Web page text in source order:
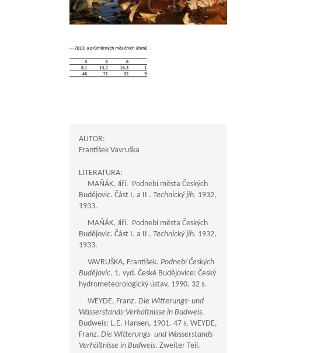
AUTOR:
František Vavruška
LITERATURA:
MAŇÁK, Jiří. Podnebí města Českých
Budějovic. Část I. a II . Technický jih. 1932,
1933.
MAŇÁK, Jiří. Podnebí města Českých
Budějovic. Část I. a II . Technický jih. 1932,
1933.
VAVRUŠKA, František. Podnebí Českých
Budějovic. 1. vyd. České Budějovice: Český
hydrometeorologický ústav, 1990. 32 s.
WEYDE, Franz. Die Witterungs- und
Wasserstands-Verhältnisse in Budweis.
Budweis: L.E. Hansen, 1901. 47 s. WEYDE,
Franz. Die Witterungs- und Wasserstands-
Verhältnisse in Budweis. Zweiter Teil.